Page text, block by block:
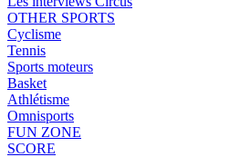
OTHER SPORTS
Cyclisme
Tennis
Sports moteurs
Basket
Athlétisme
Omnisports
FUN ZONE
SCORE